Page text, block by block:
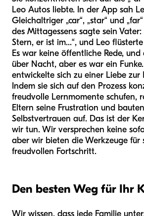
Leo Autos liebte. In der App sah
Gleichaltriger „car“, „star“ und
des Mittagessens sagte sein Vater:
Stern, er ist im...“, und Leo
Es war keine öffentliche Rede,
über Nacht, aber es war ein
entwickelte sich zu einer Liebe zur
Indem sie sich auf den Prozess
freudvolle Lernmomente schufen,
Eltern seine Frustration und
Selbstvertrauen auf. Das ist der
wir tun. Wir versprechen keine
aber wir bieten die Werkzeuge für
freudvollen Fortschritt.
Den besten Weg für Ihr
Wir wissen, dass jede Familie